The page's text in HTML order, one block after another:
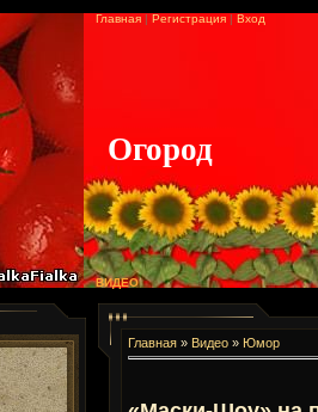
Главная | Регистрация | Вход
Огород
ВИДЕО
Главная » Видео » Юмор